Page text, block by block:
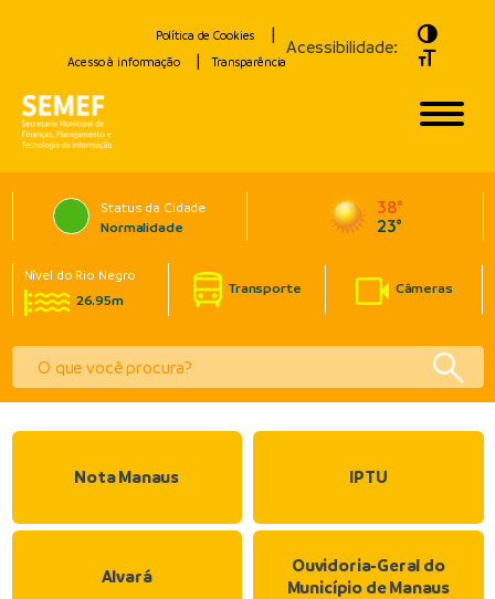
Política de Cookies
Acesso à informação
Transparência
Acessibilidade:
Toggle
Toggle
Status da Cidade
Normalidade
38°
23°
Nível do Rio Negro
26.95m
Transporte Câmeras
Nota Manaus IPTU
Alvará
Ouvidoria-Geral do
Município de Manaus